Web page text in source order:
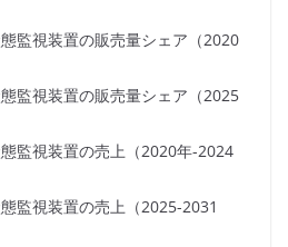
監視装置の販売量シェア（2020
監視装置の販売量シェア（2025
監視装置の売上（2020年-2024
監視装置の売上（2025-2031